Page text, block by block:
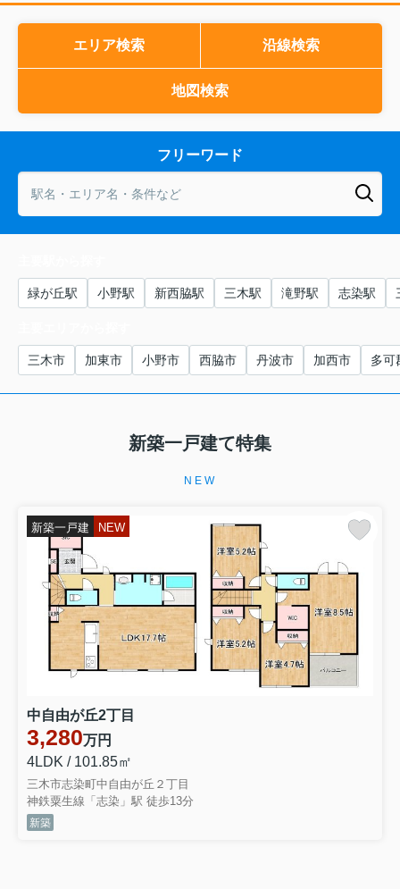
エリア検索 沿線検索
地図検索
フリーワード
緑が丘駅 小野駅 新西脇駅 三木駅 滝野駅 志染駅
三木市 加東市 小野市 西脇市 丹波市 加西市 多可
新築一戸建て特集
NEW
新築一戸建 NEW
中自由が丘2丁目
3,280万円
4LDK / 101.85㎡
三木市志染町中自由が丘２丁目
神鉄粟生線「志染」駅 徒歩13分
新築